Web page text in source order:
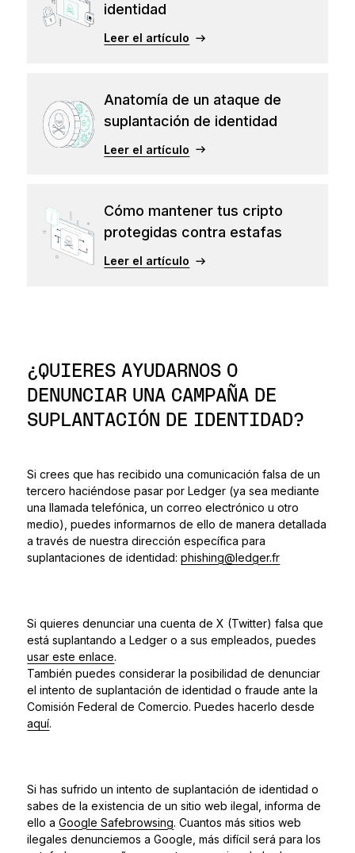
identidad
Leer el artículo
Anatomía de un ataque de
suplantación de identidad
Leer el artículo
Cómo mantener tus cripto
protegidas contra estafas
Leer el artículo
¿QUIERES AYUDARNOS O
DENUNCIAR UNA CAMPAÑA DE
SUPLANTACIÓN DE IDENTIDAD?
Si crees que has recibido una comunicación falsa de un
tercero haciéndose pasar por Ledger (ya sea mediante
una llamada telefónica, un correo electrónico u otro
medio), puedes informarnos de ello de manera detallada
a través denuestra dirección específica para
suplantaciones de identidad: phishing@ledger.fr
Si quieres denunciar una cuenta de X (Twitter) falsa que
está suplantando a Ledger o a sus empleados, puedes
usar este enlace.
También puedes considerar la posibilidad de denunciar
el intento de suplantación de identidad o fraude ante la
Comisión Federal de Comercio. Puedes hacerlo desde
aquí.
Si has sufrido un intento de suplantación de identidad o
sabes de la existencia de un sitio web ilegal, informa de
ello aGoogle Safebrowsing. Cuantos más sitios web
ilegales denunciemos a Google, más difícil será para los